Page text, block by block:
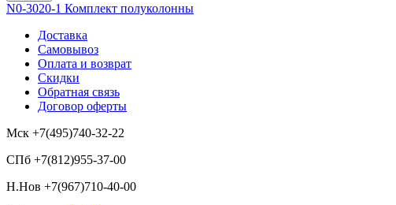
N0-3020-1 Комплект полуколонны
Доставка
Самовывоз
Оплата и возврат
Скидки
Обратная связь
Договор оферты
Мск +7(495)740-32-22
СПб +7(812)955-37-00
Н.Нов +7(967)710-40-00